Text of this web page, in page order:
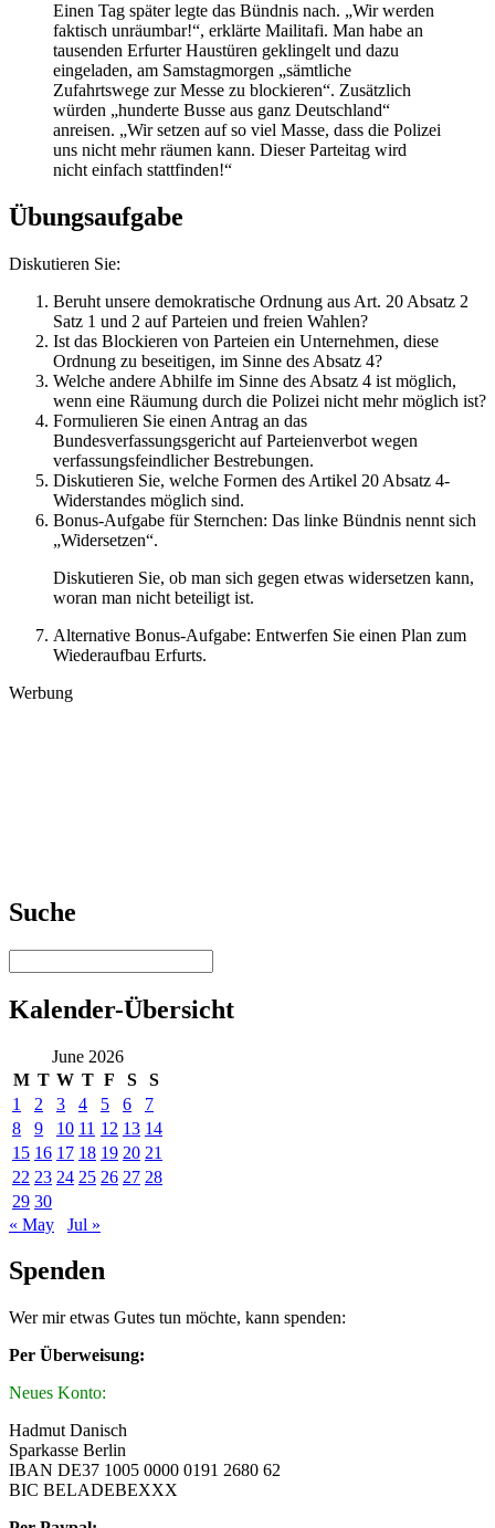
Einen Tag später legte das Bündnis nach. „Wir werden
faktisch unräumbar!“, erklärte Mailitafi. Man habe an
tausenden Erfurter Haustüren geklingelt und dazu
eingeladen, am Samstagmorgen „sämtliche
Zufahrtswege zur Messe zu blockieren“. Zusätzlich
würden „hunderte Busse aus ganz Deutschland“
anreisen. „Wir setzen auf so viel Masse, dass die Polizei
uns nicht mehr räumen kann. Dieser Parteitag wird
nicht einfach stattfinden!“
Übungsaufgabe
Diskutieren Sie:
Beruht unsere demokratische Ordnung aus Art. 20 Absatz 2
Satz 1 und 2 auf Parteien und freien Wahlen?
Ist das Blockieren von Parteien ein Unternehmen, diese
Ordnung zu beseitigen, im Sinne des Absatz 4?
Welche andere Abhilfe im Sinne des Absatz 4 ist möglich,
wenn eine Räumung durch die Polizei nicht mehr möglich ist?
Formulieren Sie einen Antrag an das
Bundesverfassungsgericht auf Parteienverbot wegen
verfassungsfeindlicher Bestrebungen.
Diskutieren Sie, welche Formen des Artikel 20 Absatz 4-
Widerstandes möglich sind.
Bonus-Aufgabe für Sternchen: Das linke Bündnis nennt sich
„Widersetzen“.
Diskutieren Sie, ob man sich gegen etwas widersetzen kann,
woran man nicht beteiligt ist.
Alternative Bonus-Aufgabe: Entwerfen Sie einen Plan zum
Wiederaufbau Erfurts.
Werbung
Suche
Kalender-Übersicht
June 2026
M T W T F S
S
1
2 3 4 5 6
7
8
9 10 11 12 13 14
15 16 17 18 19 20 21
22 23 24 25 26 27 28
29 30
« May
Jul »
Spenden
Wer mir etwas Gutes tun möchte, kann spenden:
Per Überweisung:
Neues Konto:
Hadmut Danisch
Sparkasse Berlin
IBAN DE37 1005 0000 0191 2680 62
BIC BELADEBEXXX